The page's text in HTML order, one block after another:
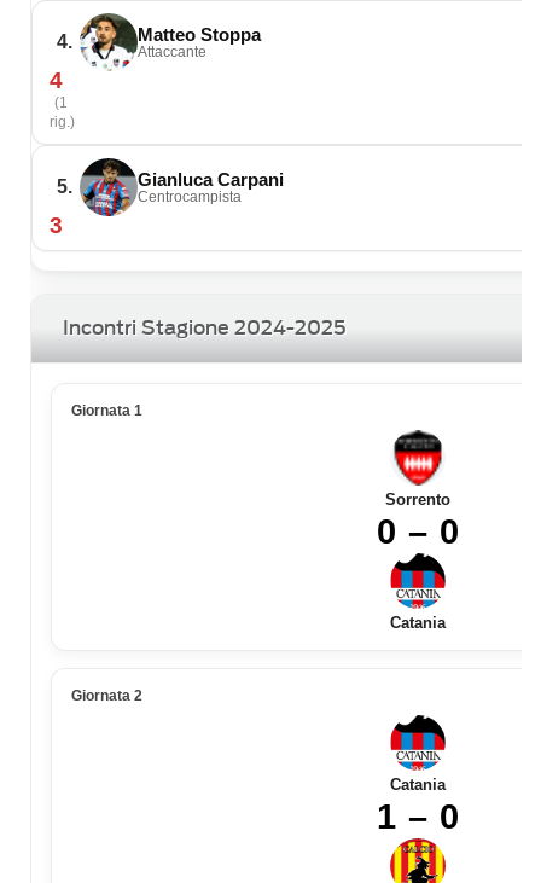
4. Matteo Stoppa
Attaccante
4
(1
rig.)
5. Gianluca Carpani
Centrocampista
3
Incontri Stagione 2024-2025
Giornata 1
Sorrento
0 – 0
Catania
Giornata 2
Catania
1 – 0